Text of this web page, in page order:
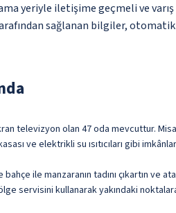
yeriyle iletişime geçmeli ve
sağlanan bilgiler,
televizyon olan 47 oda mevcuttur.
ve elektrikli su ısıtıcıları gibi
ile manzaranın tadını çıkartın
servisini kullanarak yakındaki